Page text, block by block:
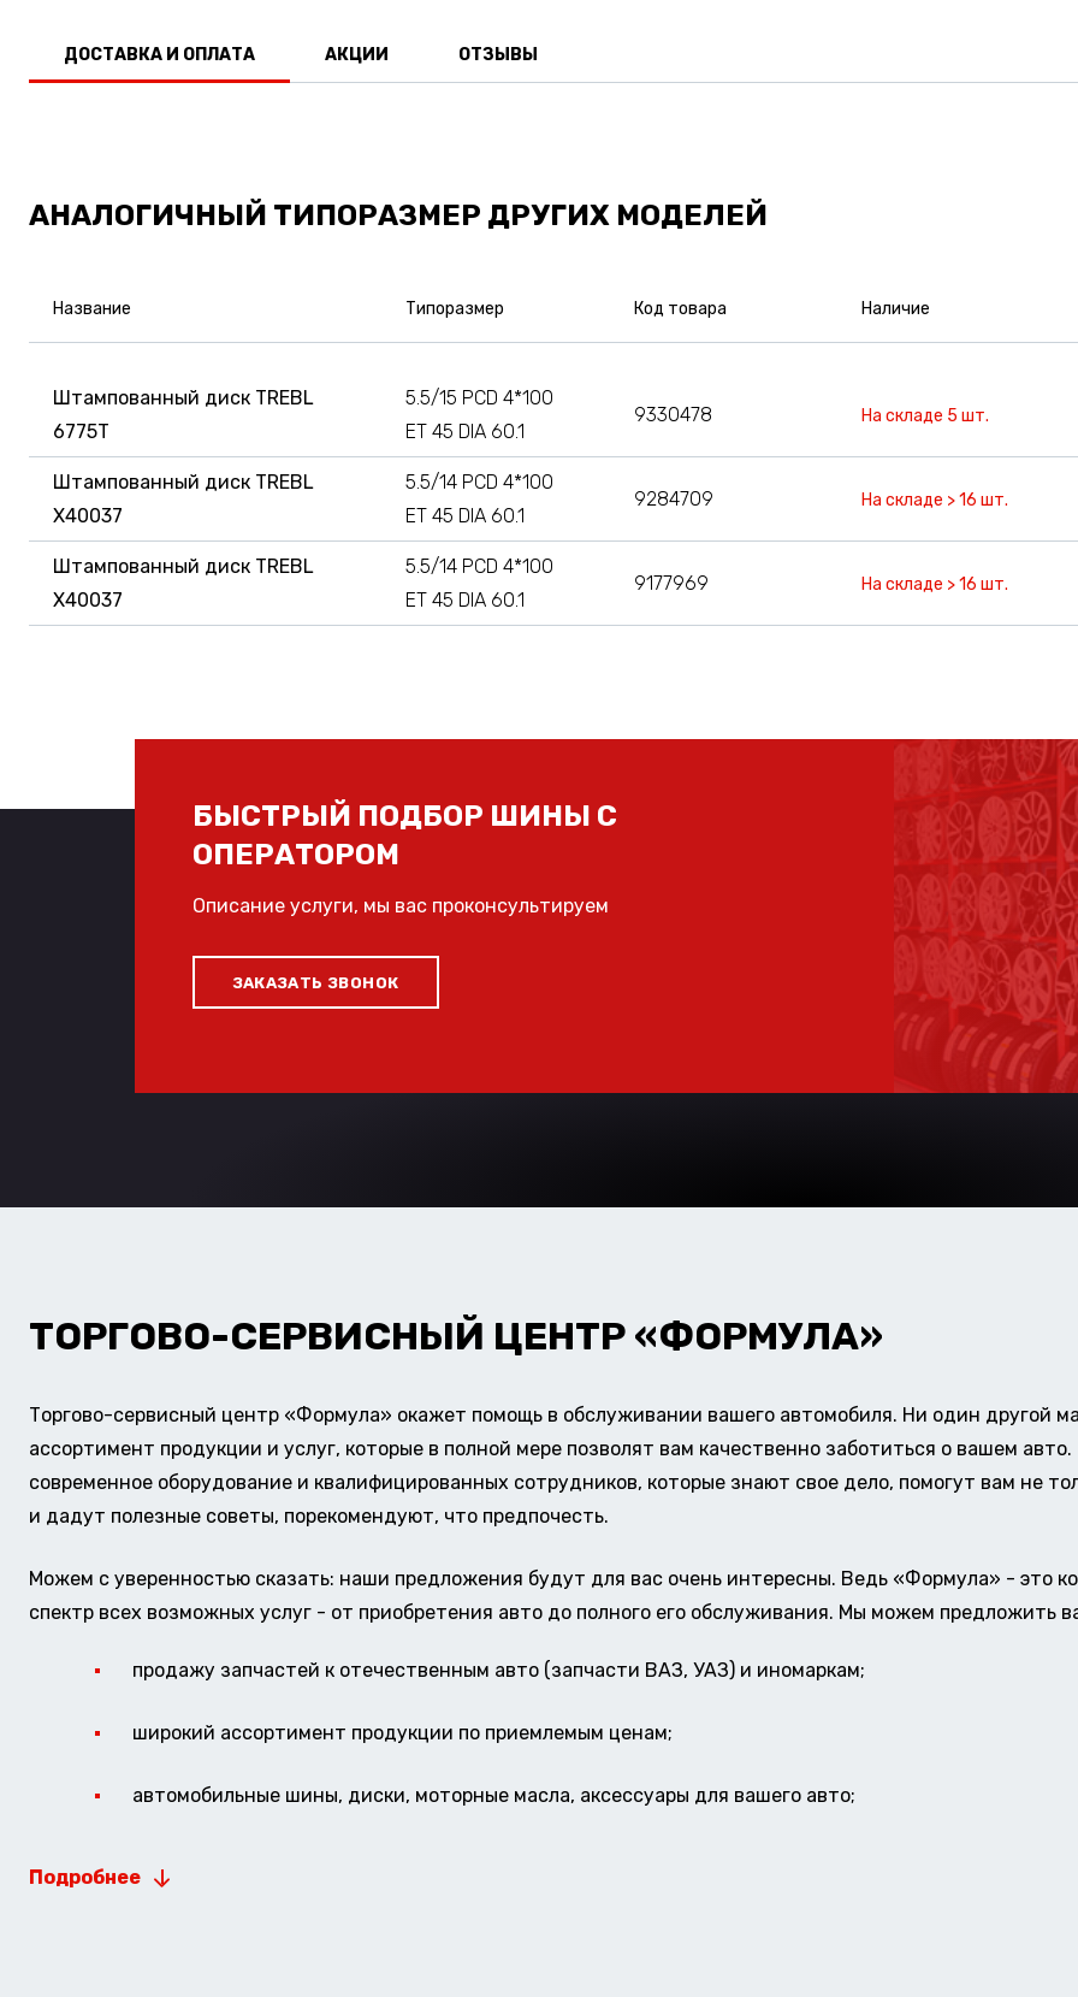
ДОСТАВКА И ОПЛАТА АКЦИИ ОТЗЫВЫ
АНАЛОГИЧНЫЙ ТИПОРАЗМЕР ДРУГИХ МОДЕЛЕЙ
Название Типоразмер Код товара Наличие
Штампованный диск TREBL
6775T
5.5/15 PCD 4*100
ET 45 DIA 60.1
9330478 На складе 5 шт.
Штампованный диск TREBL
X40037
5.5/14 PCD 4*100
ET 45 DIA 60.1
9284709 На складе > 16 шт.
Штампованный диск TREBL
X40037
5.5/14 PCD 4*100
ET 45 DIA 60.1
9177969 На складе > 16 шт.
БЫСТРЫЙ ПОДБОР ШИНЫ С
ОПЕРАТОРОМ
Описание услуги, мы вас проконсультируем
ЗАКАЗАТЬ ЗВОНОК
ТОРГОВО-СЕРВИСНЫЙ ЦЕНТР «ФОРМУЛА»
Торгово-сервисный центр «Формула» окажет помощь в обслуживании вашего автомобиля. Ни один другой
ассортимент продукции и услуг, которые в полной мере позволят вам качественно заботиться о вашем
современное оборудование и квалифицированных сотрудников, которые знают свое дело, помогут вам не
и дадут полезные советы, порекомендуют, что предпочесть.
Можем с уверенностью сказать: наши предложения будут для вас очень интересны. Ведь «Формула» - это
спектр всех возможных услуг - от приобретения авто до полного его обслуживания. Мы можем предложить
продажу запчастей к отечественным авто (запчасти ВАЗ, УАЗ) и иномаркам;
широкий ассортимент продукции по приемлемым ценам;
автомобильные шины, диски, моторные масла, аксессуары для вашего авто;
Подробнее